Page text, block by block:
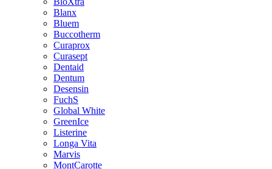
Blanx
Bluem
Buccotherm
Curaprox
Curasept
Dentaid
Dentum
Desensin
FuchS
Global White
GreenIce
Listerine
Longa Vita
Marvis
MontCarotte